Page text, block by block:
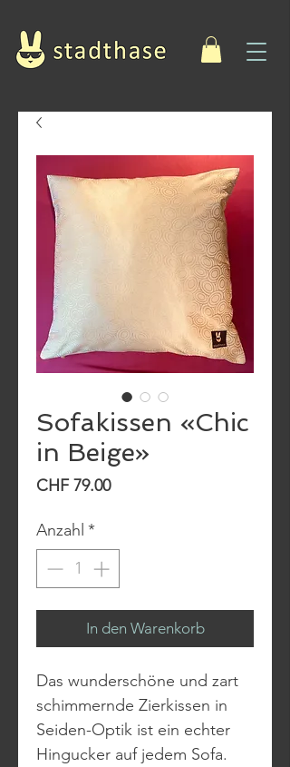
Sofakissen «Chic
in Beige»
CHF 79.00Preis
Anzahl *
In den Warenkorb
Das wunderschöne und zart
schimmernde Zierkissen in
Seiden-Optik ist ein echter
Hingucker auf jedem Sofa.